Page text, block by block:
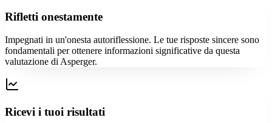
Rifletti onestamente
Impegnati in un'onesta autoriflessione. Le tue risposte sincere sono
fondamentali per ottenere informazioni significative da questa
valutazione di Asperger.
Ricevi i tuoi risultati